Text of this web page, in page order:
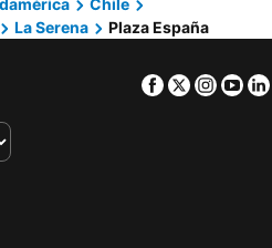
Hotel Escorial
Cabañas Villa Los Platanos
Chile
La Serena Plaza España
Facebook
Twitter